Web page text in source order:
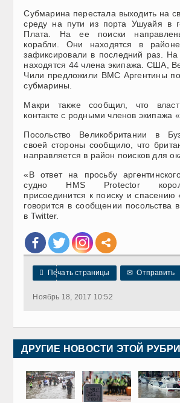
Субмарина перестала выходить на
среду на пути из порта Ушуайя в
Плата. На ее поиски
корабли. Они находятся в
зафиксировали в последний раз. На
находятся 44 члена экипажа. США,
Чили предложили ВМС Аргентины
субмарины.
Макри также сообщил, что
контакте с родными членов экипажа
Посольство Великобритании в
своей стороны сообщило, что
направляется в район поисков для
«В ответ на просьбу
судно HMS Protector
присоединится к поиску и
говорится в сообщении посольства
в Twitter.
 Печать страницы ✉ Отправить
Ноябрь 18, 2017 10:52
ДРУГИЕ НОВОСТИ ЭТОЙ